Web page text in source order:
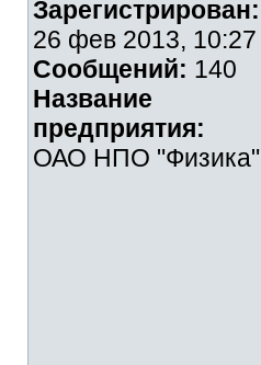
Зарегистрирован:
26 фев 2013, 10:27
Сообщений: 140
Название
предприятия:
ОАО НПО "Физика"